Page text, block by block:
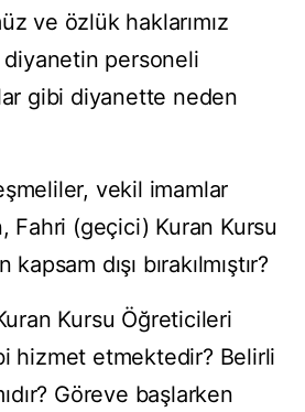
ve özlük haklarımız
personeli
gibi diyanette neden
vekil imamlar
Fahri (geçici) Kuran Kursu
dışı bırakılmıştır?
Kursu Öğreticileri
hizmet etmektedir? Belirli
Göreve başlarken